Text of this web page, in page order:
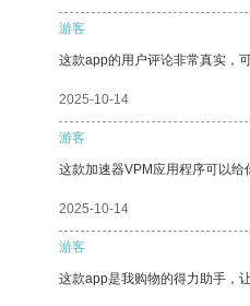
游客
这款app的用户评论非常真实，
2025-10-14
游客
这款加速器VPM应用程序可以给
2025-10-14
游客
这款app是我购物的得力助手，